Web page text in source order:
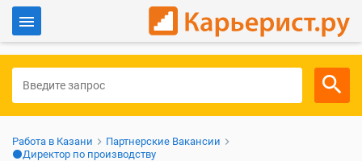
Для работодателей
Работа в Казани
Партнерские Вакансии
⚫Директор по производству